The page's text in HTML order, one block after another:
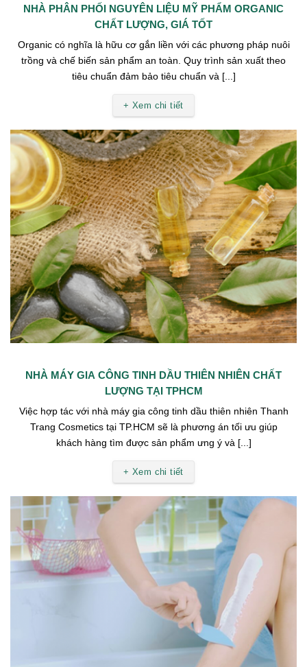
NHÀ PHÂN PHỐI NGUYÊN LIỆU MỸ PHẨM ORGANIC
CHẤT LƯỢNG, GIÁ TỐT
Organic có nghĩa là hữu cơ gắn liền với các phương pháp nuôi
trồng và chế biến sản phẩm an toàn. Quy trình sản xuất theo
tiêu chuẩn đảm bảo tiêu chuẩn và [...]
+ Xem chi tiết
NHÀ MÁY GIA CÔNG TINH DẦU THIÊN NHIÊN CHẤT
LƯỢNG TẠI TPHCM
Việc hợp tác với nhà máy gia công tinh dầu thiên nhiên Thanh
Trang Cosmetics tại TP.HCM sẽ là phương án tối ưu giúp
khách hàng tìm được sản phẩm ưng ý và [...]
+ Xem chi tiết